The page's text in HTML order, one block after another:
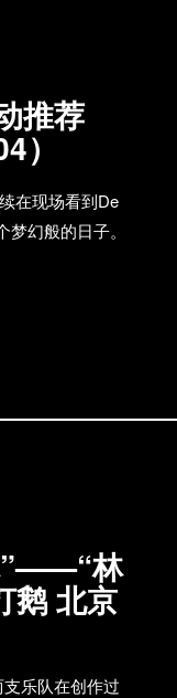
推荐
）
在现场看到De
幻般的日子。
”——“林
鹅 北京
乐队在创作过